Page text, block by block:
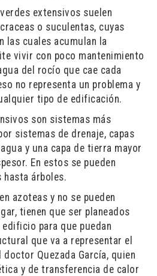
extensivos suelen
o suculentas, cuyas
las cuales acumulan la
vivir con poco mantenimiento
del rocío que cae cada
no representa un problema y
tipo de edificación.
son sistemas más
sistemas de drenaje, capas
y una capa de tierra mayor
En estos se pueden
hasta árboles.
azoteas y no se pueden
tienen que ser planeados
para que puedan
que va a representar el
doctor Quezada García, quien
y de transferencia de calor